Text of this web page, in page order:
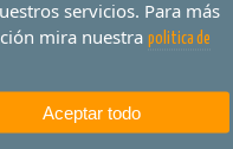
sesión para estar
identificado.
Comprobar si el
acceder a ciertos
servicios. Para más
mira nuestra politica de
Aceptar todo